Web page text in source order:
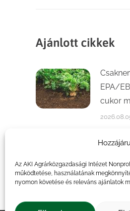
Az AKI Agrárközgazdasági Intézet
működtetése, használatának
nyomon követése és releváns ajánlatok
Ajánlott cikkek
EPA/
cukor
idén